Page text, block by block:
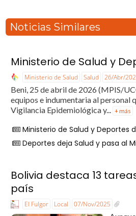
Noticias Similares
Ministerio de Salud y
Ministerio de Salud Salud 26/Abr/
Beni, 25 de abril de 2026 (MPIS/
equipos e indumentaria al personal
Vigilancia Epidemiológica y...
+ más
Ministerio de Salud y Deportes
Deportes deja Salud y pasa al
Bolivia destaca 13
país
El Fulgor Local 07/Nov/2025